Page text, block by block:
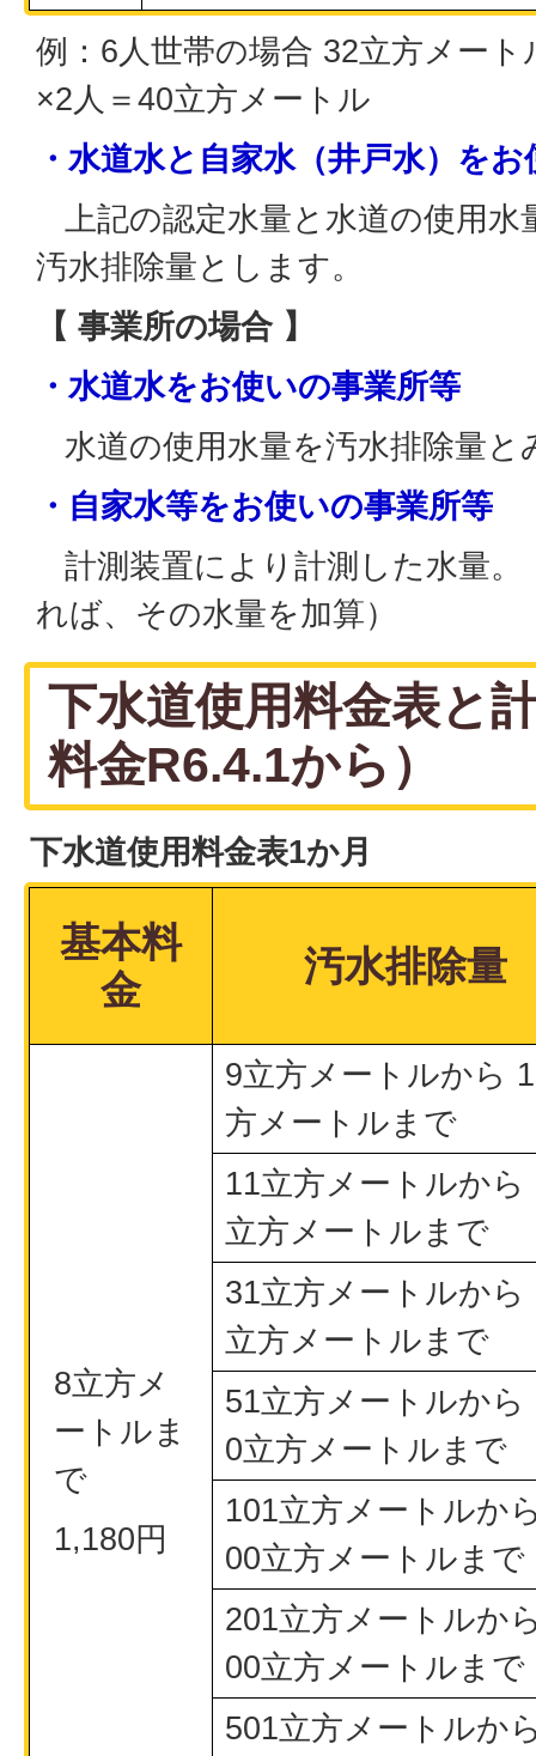
例：6人世帯の場合 32立方メー
×2人＝40立方メートル
・水道水と自家水（井戸水）を
上記の認定水量と水道の使用水
汚水排除量とします。
【 事業所の場合 】
・水道水をお使いの事業所等
水道の使用水量を汚水排除量と
・自家水等をお使いの事業所等
計測装置により計測した水量。
れば、その水量を加算）
下水道使用料金表と
料金R6.4.1から）
下水道使用料金表1か月
基本料
金
汚水排除量
8立方メ
ートルま
で
1,180円
9立方メートルから
方メートルまで
11立方メートルから
立方メートルまで
31立方メートルから
立方メートルまで
51立方メートルから
0立方メートルまで
101立方メートルか
00立方メートルまで
201立方メートルか
00立方メートルまで
501立方メートルか